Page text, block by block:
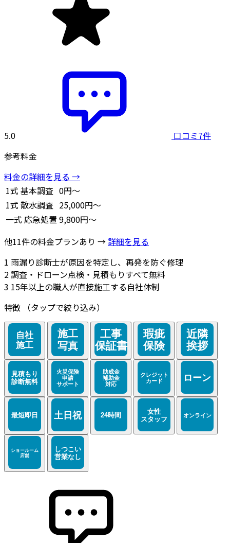
5.0
口コミ7件
参考料金
料金の詳細を見る →
1式 基本調査 0円～
1式 散水調査 25,000円～
一式 応急処置 9,800円～
他11件の料金プランあり → 詳細を見る
1 雨漏り診断士が原因を特定し、再発を防ぐ修理
2調査・ドローン点検・見積もりすべて無料
3 15年以上の職人が直接施工する自社体制
特徴
（タップで絞り込み）